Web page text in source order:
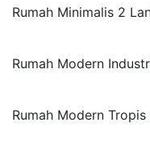
Rumah Minimalis 2
Rumah Modern
Rumah Modern